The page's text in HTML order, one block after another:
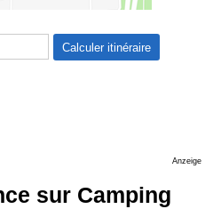
Anzeige
sur Camping